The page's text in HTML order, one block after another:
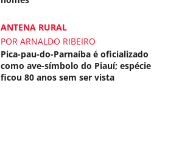
ANTENA RURAL
POR ARNALDO RIBEIRO
Pica-pau-do-Parnaíba é oficializado
como ave-símbolo do Piauí; espécie
ficou 80 anos sem ser vista